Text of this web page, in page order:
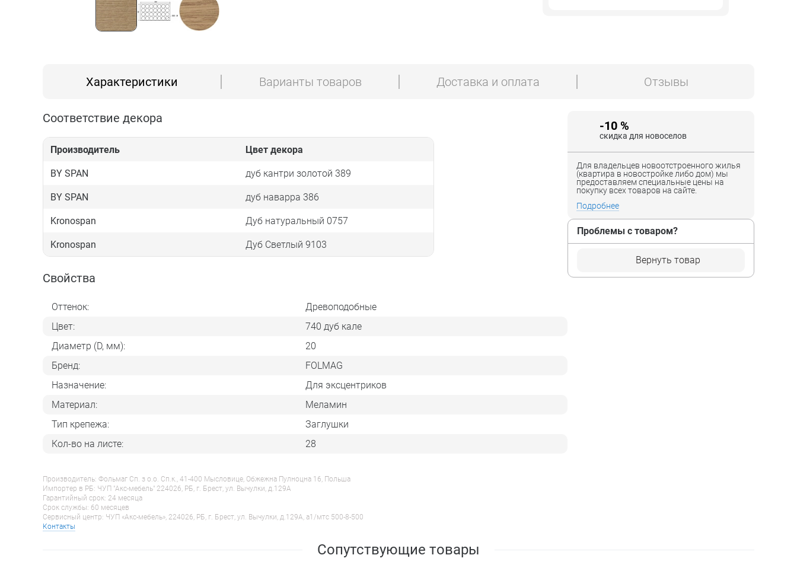
Характеристики Варианты товаров Доставка и оплата Отзывы
Соответствие декора
Производитель Цвет декора
BY SPAN дуб кантри золотой 389
BY SPAN дуб наварра 386
Kronospan Дуб натуральный 0757
Kronospan Дуб Светлый 9103
Свойства
Оттенок:
Древоподобные
Цвет:
740 дуб кале
Диаметр (D, мм):
20
Бренд:
FOLMAG
Назначение:
Для эксцентриков
Материал:
Меламин
Тип крепежа:
Заглушки
Кол-во на листе:
28
Производитель: Фольмаг Сп. з о.о. Сп.к., 41-400 Мысловице, Обжежна Пулноцна 16, Польша
Импортер в РБ: ЧУП "Акс-мебель" 224026, РБ, г. Брест, ул. Вычулки, д.129А
Гарантийный срок: 24 месяца
Срок службы: 60 месяцев
Сервисный центр: ЧУП «Акс-мебель», 224026, РБ, г. Брест, ул. Вычулки, д.129А, a1/мтс 500-8-500
Контакты
-10 %
скидка для новоселов
Для владельцев новоотстроенного жилья
(квартира в новостройке либо дом) мы
предоставляем специальные цены на
покупку всех товаров на сайте.
Подробнее
Проблемы с товаром?
Вернуть товар
Сопутствующие товары